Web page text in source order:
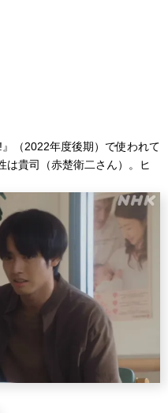
（2022年度後期）で使われて
は貴司（赤楚衛二さん）。ヒ